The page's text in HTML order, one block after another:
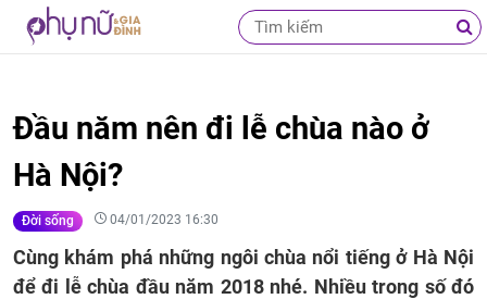
Đầu năm nên đi lễ chùa nào ở
Hà Nội?
Đời sống 04/01/2023 16:30
Cùng khám phá những ngôi chùa nổi tiếng ở Hà Nội
để đi lễ chùa đầu năm 2018 nhé. Nhiều trong số đó